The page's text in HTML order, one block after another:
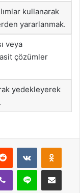
kullanarak
yararlanmak.
veya
çözümler
yedekleyerek
Reddit VKontakte
Viber Line E-Posta ile